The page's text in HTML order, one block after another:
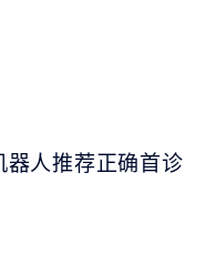
人推荐正确首诊